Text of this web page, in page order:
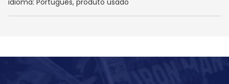
idioma: Português, produto usado